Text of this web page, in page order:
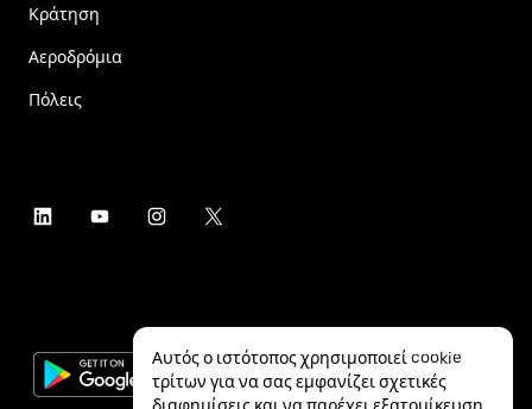
Κράτηση
Αεροδρόμια
Πόλεις
Αυτός ο ιστότοπος χρησιμοποιεί cookie
τρίτων για να σας εμφανίζει σχετικές